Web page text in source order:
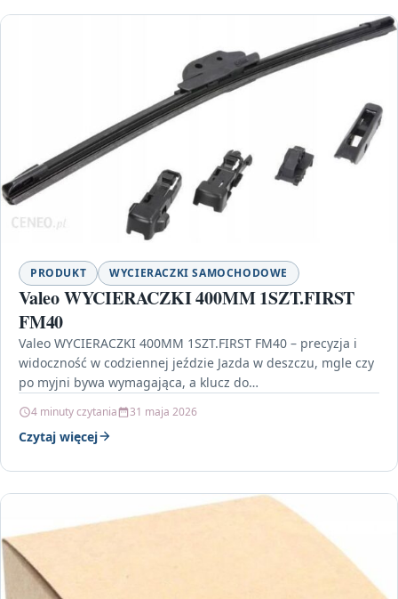
PRODUKT WYCIERACZKI SAMOCHODOWE
Valeo WYCIERACZKI 400MM 1SZT.FIRST
FM40
Valeo WYCIERACZKI 400MM 1SZT.FIRST FM40 – precyzja i
widoczność w codziennej jeździe Jazda w deszczu, mgle czy
po myjni bywa wymagająca, a klucz do…
4 minuty czytania 31 maja 2026
Czytaj więcej